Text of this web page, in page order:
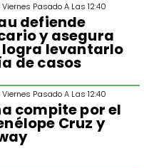
Viernes Pasado A Las 12:40
defiende
y asegura
logra levantarlo
de casos
Viernes Pasado A Las 12:40
compite por el
Cruz y